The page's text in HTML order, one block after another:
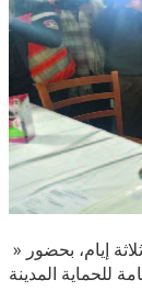
» أشرف السيد المدير العام للحماية المدنية صبيحة اليوم الثلاثاء 12 نوفمبر 2024 بالوحدة الوطنية للتدخل والتدريب بالجزائر العاصمة، على إنطلاق الحملة الوطنية للتبرع بالدم التي ستدوم ثلاثة إيام، بحضور